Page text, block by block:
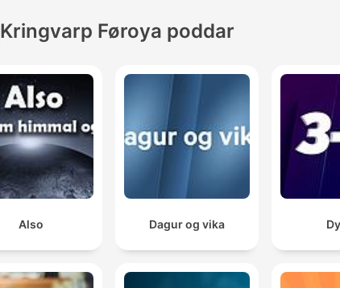
Kringvarp Føroya poddar
Also Dagur og vika